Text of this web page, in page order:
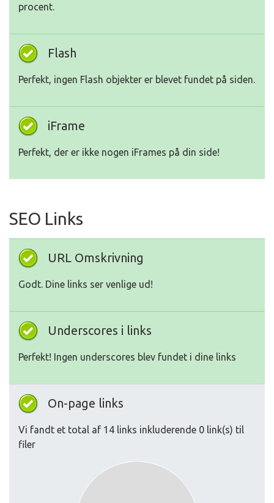
procent.
Flash
Perfekt, ingen Flash objekter er blevet fundet på siden.
iFrame
Perfekt, der er ikke nogen iFrames på din side!
SEO Links
URL Omskrivning
Godt. Dine links ser venlige ud!
Underscores i links
Perfekt! Ingen underscores blev fundet i dine links
On-page links
Vi fandt et total af 14 links inkluderende 0 link(s) til
filer